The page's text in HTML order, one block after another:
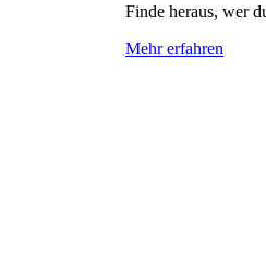
Finde heraus, wer
Mehr erfahren